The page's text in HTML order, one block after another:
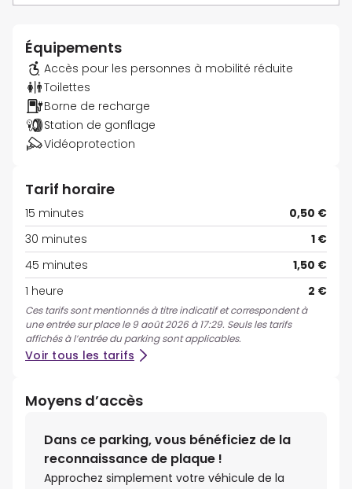
Équipements
Accès pour les personnes à mobilité réduite
Toilettes
Borne de recharge
Station de gonflage
Vidéoprotection
Tarif horaire
15 minutes
0,50 €
30 minutes
1 €
45 minutes
1,50 €
1 heure
2 €
Ces tarifs sont mentionnés à titre indicatif et correspondent à
une entrée sur place le 9 août 2026 à 17:29. Seuls les tarifs
affichés à l’entrée du parking sont applicables.
Voir tous les tarifs
Moyens d’accès
Dans ce parking, vous bénéficiez de la
reconnaissance de plaque !
Approchez simplement votre véhicule de la